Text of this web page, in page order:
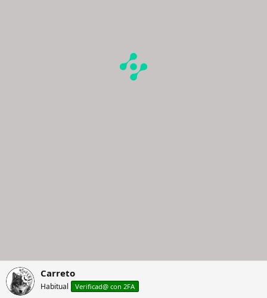
Carreto
Habitual Verificad@ con 2FA